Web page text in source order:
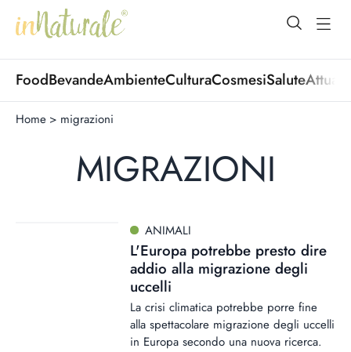
open
FoodBevandeAmbienteCulturaCosmesiSalute
Home > migrazioni
MIGRAZIONI
ANIMALI
L'Europa potrebbe presto dire
addio alla migrazione degli
uccelli
La crisi climatica potrebbe porre fine
alla spettacolare migrazione degli uccelli
in Europa secondo una nuova ricerca.